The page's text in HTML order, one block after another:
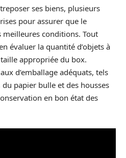
ses biens, plusieurs
pour assurer que le
meilleures conditions. Tout
évaluer la quantité d’objets à
appropriée du box.
d’emballage adéquats, tels
papier bulle et des housses
en bon état des